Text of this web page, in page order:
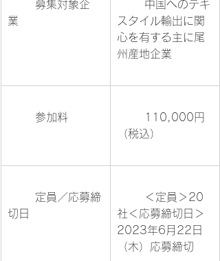
スタイル輸出に関
心を有する主に尾
州産地企業
（税込）
社＜応募締切日＞
2023年6月22日
（木）応募締切